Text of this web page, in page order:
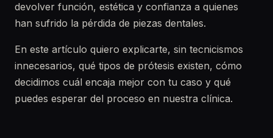
devolver función, estética y confianza a quienes
han sufrido la pérdida de piezas dentales.
En este artículo quiero explicarte, sin tecnicismos
innecesarios, qué tipos de prótesis existen, cómo
decidimos cuál encaja mejor con tu caso y qué
puedes esperar del proceso en nuestra clínica.